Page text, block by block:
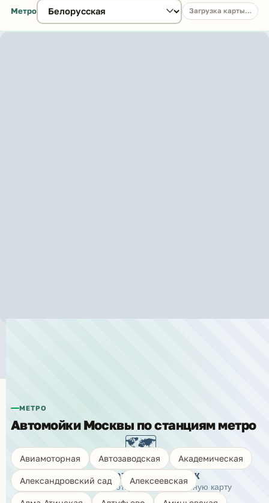
Метро Загрузка карты…
🗺️
Показать карту моек
Нажмите, чтобы открыть интерактивную карту
МЕТРО
Автомойки Москвы по станциям метро
Авиамоторная Автозаводская Академическая
Александровский сад Алексеевская